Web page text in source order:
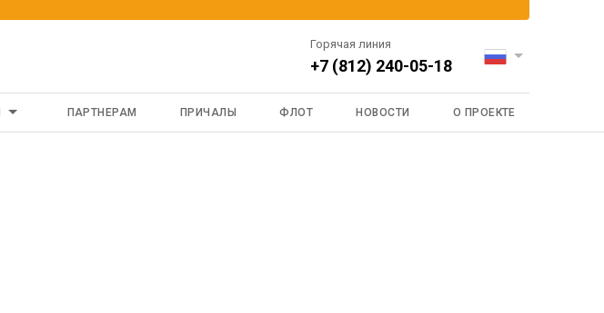
Горячая линия
+7 (812) 240-05-18
ПАРТНЕРАМ ПРИЧАЛЫ ФЛОТ НОВОСТИ О ПРОЕКТЕ